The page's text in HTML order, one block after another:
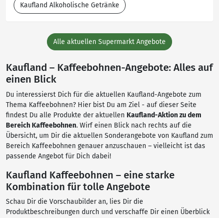
Kaufland Alkoholische Getränke
Alle aktuellen Supermarkt Angebote
Kaufland – Kaffeebohnen-Angebote: Alles auf
einen Blick
Du interessierst Dich für die aktuellen Kaufland-Angebote zum
Thema Kaffeebohnen? Hier bist Du am Ziel - auf dieser Seite
findest Du alle Produkte der aktuellen Kaufland-Aktion zu dem
Bereich Kaffeebohnen. Wirf einen Blick nach rechts auf die
Übersicht, um Dir die aktuellen Sonderangebote von Kaufland zum
Bereich Kaffeebohnen genauer anzuschauen – vielleicht ist das
passende Angebot für Dich dabei!
Kaufland Kaffeebohnen – eine starke
Kombination für tolle Angebote
Schau Dir die Vorschaubilder an, lies Dir die
Produktbeschreibungen durch und verschaffe Dir einen Überblick